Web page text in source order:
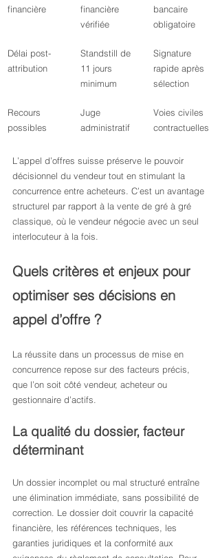
financière
financière
vérifiée
bancaire
obligatoire
Délai post-
attribution
Standstill de
11 jours
minimum
Signature
rapide après
sélection
Recours
possibles
Juge
administratif
Voies civiles
contractuelles
L’appel d’offres suisse préserve le pouvoir
décisionnel du vendeur tout en stimulant la
concurrence entre acheteurs. C’est un avantage
structurel par rapport à la vente de gré à gré
classique, où le vendeur négocie avec un seul
interlocuteur à la fois.
Quels critères et enjeux pour
optimiser ses décisions en
appel d’offre ?
La réussite dans un processus de mise en
concurrence repose sur des facteurs précis,
que l’on soit côté vendeur, acheteur ou
gestionnaire d’actifs.
La qualité du dossier, facteur
déterminant
Un dossier incomplet ou mal structuré entraîne
une élimination immédiate, sans possibilité de
correction. Le dossier doit couvrir la capacité
financière, les références techniques, les
garanties juridiques et la conformité aux